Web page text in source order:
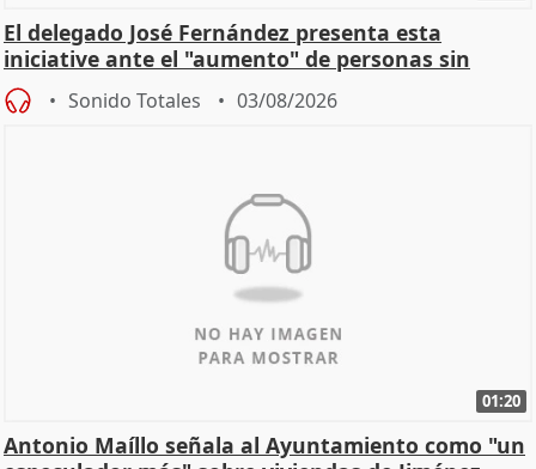
El delegado José Fernández presenta esta
iniciative ante el "aumento" de personas sin
hogar en Madri
Sonido Totales 03/08/2026
01:20
Antonio Maíllo señala al Ayuntamiento como "un